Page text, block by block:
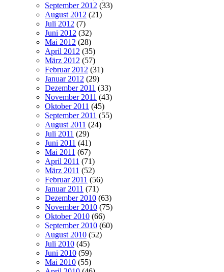
September 2012 (33)
August 2012 (21)
Juli 2012 (7)
Juni 2012 (32)
Mai 2012 (28)
April 2012 (35)
März 2012 (57)
Februar 2012 (31)
Januar 2012 (29)
Dezember 2011 (33)
November 2011 (43)
Oktober 2011 (45)
September 2011 (55)
August 2011 (24)
Juli 2011 (29)
Juni 2011 (41)
Mai 2011 (67)
April 2011 (71)
März 2011 (52)
Februar 2011 (56)
Januar 2011 (71)
Dezember 2010 (63)
November 2010 (75)
Oktober 2010 (66)
September 2010 (60)
August 2010 (52)
Juli 2010 (45)
Juni 2010 (59)
Mai 2010 (55)